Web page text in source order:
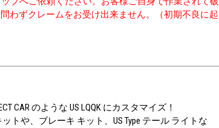
わずクレームをお受け出来ません。（初期不良に起
CAR のような US LQQK にカスタマイズ！
トや、ブレーキ キット、US Type テール ライトな